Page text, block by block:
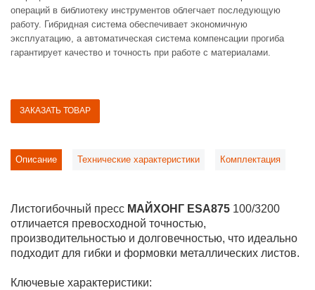
операций в библиотеку инструментов облегчает последующую
работу. Гибридная система обеспечивает экономичную
эксплуатацию, а автоматическая система компенсации прогиба
гарантирует качество и точность при работе с материалами.
ЗАКАЗАТЬ ТОВАР
Описание Технические характеристики Комплектация
Листогибочный пресс МАЙХОНГ ESA875 100/3200
отличается превосходной точностью,
производительностью и долговечностью, что идеально
подходит для гибки и формовки металлических листов.
Ключевые характеристики: